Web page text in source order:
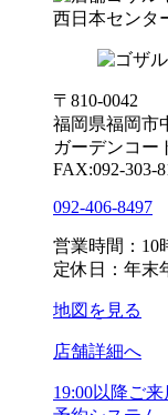
西日本センタ
〒810-0042
福岡県福岡市
ガーデンコー
FAX:092-303-
092-406-8497
営業時間：10
定休日：年末
地図を見る
店舗詳細へ
19:00以降ご来